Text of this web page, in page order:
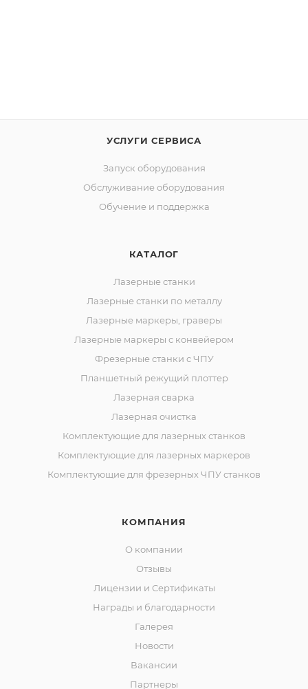
УСЛУГИ СЕРВИСА
Запуск оборудования
Обслуживание оборудования
Обучение и поддержка
КАТАЛОГ
Лазерные станки
Лазерные станки по металлу
Лазерные маркеры, граверы
Лазерные маркеры с конвейером
Фрезерные станки с ЧПУ
Планшетный режущий плоттер
Лазерная сварка
Лазерная очистка
Комплектующие для лазерных станков
Комплектующие для лазерных маркеров
Комплектующие для фрезерных ЧПУ станков
КОМПАНИЯ
О компании
Отзывы
Лицензии и Сертификаты
Награды и благодарности
Галерея
Новости
Вакансии
Партнеры